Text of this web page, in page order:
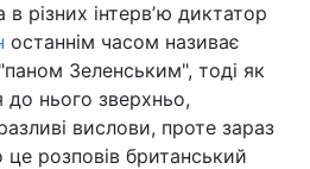
в різних інтервʼю диктатор
останнім часом називає
Зеленським", тоді як
до нього зверхньо,
вислови, проте зараз
це розповів британський